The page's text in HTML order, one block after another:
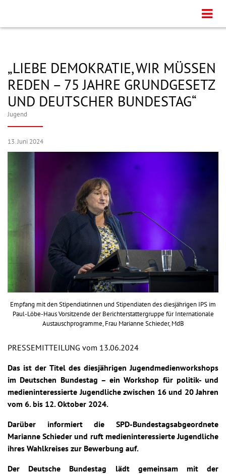
„LIEBE DEMOKRATIE, WIR MÜSSEN
REDEN – 75 JAHRE GRUNDGESETZ
UND DEUTSCHER BUNDESTAG“
Jugend
13. Juni 2024
Empfang mit den Stipendiatinnen und Stipendiaten des diesjährigen IPS im
Paul-Löbe-Haus Vorsitzende der Berichterstattergruppe für Internationale
Austauschprogramme, Frau Marianne Schieder, MdB
PRESSEMITTEILUNG vom 13.06.2024
Das ist der Titel des diesjährigen Jugendmedienworkshops
im Deutschen Bundestag – ein Workshop für politik- und
medieninteressierte Jugendliche zwischen 16 und 20 Jahren
vom 6. bis 12. Oktober 2024.
Darüber informiert die SPD-Bundestagsabgeordnete
Marianne Schieder und ruft medieninteressierte Jugendliche
ihres Wahlkreises zur Bewerbung auf.
Der Deutsche Bundestag lädt gemeinsam mit der